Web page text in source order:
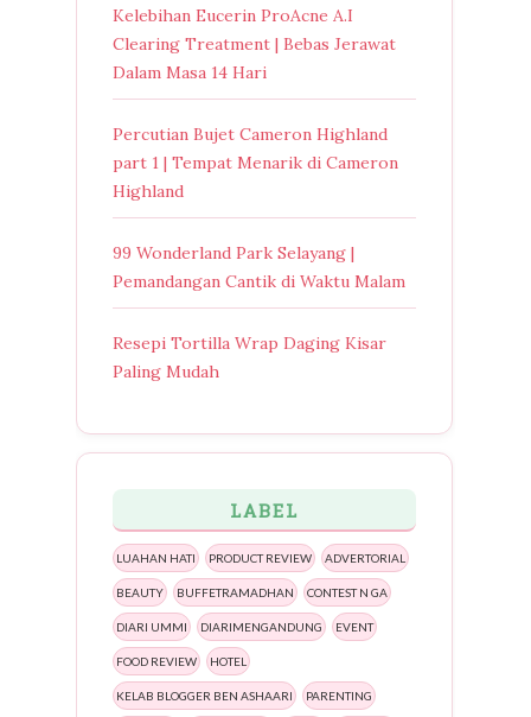
Kelebihan Eucerin ProAcne A.I
Clearing Treatment | Bebas Jerawat
Dalam Masa 14 Hari
Percutian Bujet Cameron Highland
part 1 | Tempat Menarik di Cameron
Highland
99 Wonderland Park Selayang |
Pemandangan Cantik di Waktu Malam
Resepi Tortilla Wrap Daging Kisar
Paling Mudah
LABEL
LUAHAN HATI PRODUCT REVIEW ADVERTORIAL
BEAUTY BUFFETRAMADHAN CONTEST N GA
DIARI UMMI DIARIMENGANDUNG EVENT
FOOD REVIEW HOTEL
KELAB BLOGGER BEN ASHAARI PARENTING